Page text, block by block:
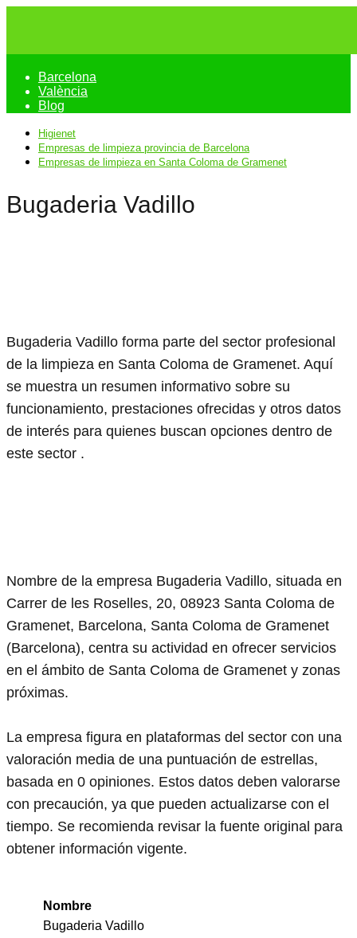
Barcelona
València
Blog
Higienet
Empresas de limpieza provincia de Barcelona
Empresas de limpieza en Santa Coloma de Gramenet
Bugaderia Vadillo
Bugaderia Vadillo forma parte del sector profesional
de la limpieza en Santa Coloma de Gramenet. Aquí
se muestra un resumen informativo sobre su
funcionamiento, prestaciones ofrecidas y otros datos
de interés para quienes buscan opciones dentro de
este sector .
Nombre de la empresa Bugaderia Vadillo, situada en
Carrer de les Roselles, 20, 08923 Santa Coloma de
Gramenet, Barcelona, Santa Coloma de Gramenet
(Barcelona), centra su actividad en ofrecer servicios
en el ámbito de Santa Coloma de Gramenet y zonas
próximas.
La empresa figura en plataformas del sector con una
valoración media de una puntuación de estrellas,
basada en 0 opiniones. Estos datos deben valorarse
con precaución, ya que pueden actualizarse con el
tiempo. Se recomienda revisar la fuente original para
obtener información vigente.
Nombre
Bugaderia Vadillo